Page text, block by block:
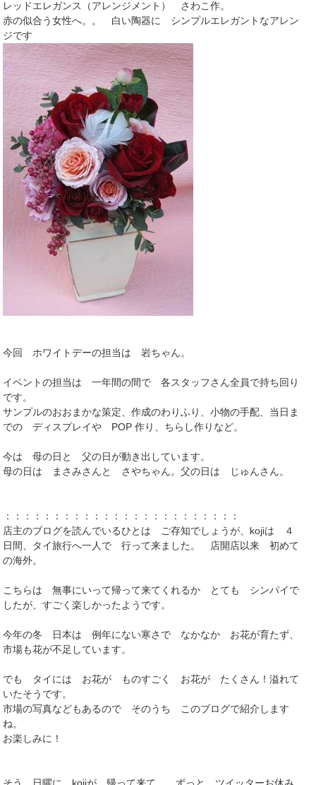
レッドエレガンス（アレンジメント） さわこ作。
赤の似合う女性へ。。 白い陶器に シンプルエレガントなアレン
ジです
今回 ホワイトデーの担当は 岩ちゃん。
イベントの担当は 一年間の間で 各スタッフさん全員で持ち回り
です。
サンプルのおおまかな策定、作成のわりふり、小物の手配、当日ま
での ディスプレイや POP 作り、ちらし作りなど。
今は 母の日と 父の日が動き出しています。
母の日は まさみさんと さやちゃん。父の日は じゅんさん。
：：：：：：：：：：：：：：：：：：：：：：：：
店主のブログを読んでいるひとは ご存知でしょうが、kojiは ４
日間、タイ旅行へ一人で 行って来ました。 店開店以来 初めて
の海外。
こちらは 無事にいって帰って来てくれるか とても シンパイで
したが、すごく楽しかったようです。
今年の冬 日本は 例年にない寒さで なかなか お花が育たず、
市場も花が不足しています。
でも タイには お花が ものすごく お花が たくさん！溢れて
いたそうです。
市場の写真などもあるので そのうち このブログで紹介します
ね。
お楽しみに！